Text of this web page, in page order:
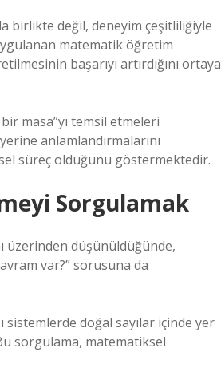
birlikte değil, deneyim çeşitliliğiyle
matematik öğretim
başarıyı artırdığını ortaya
masa”yı temsil etmeleri
anlamlandırmalarını
süreç olduğunu göstermektedir.
Sorgulamak
üzerinden düşünüldüğünde,
var?” sorusuna da
sistemlerde doğal sayılar içinde yer
sorgulama, matematiksel